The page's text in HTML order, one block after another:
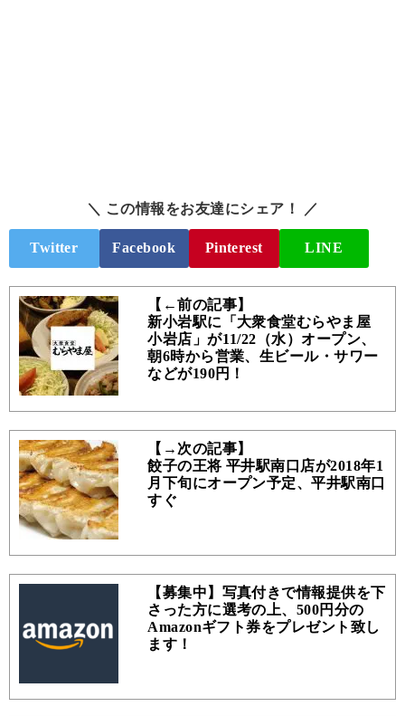
＼ この情報をお友達にシェア！ ／
Twitter Facebook Pinterest LINE
【←前の記事】
新小岩駅に「大衆食堂むらやま屋
小岩店」が11/22（水）オープン、
朝6時から営業、生ビール・サワー
などが190円！
【→次の記事】
餃子の王将 平井駅南口店が2018年1
月下旬にオープン予定、平井駅南口
すぐ
【募集中】写真付きで情報提供を下
さった方に選考の上、500円分の
Amazonギフト券をプレゼント致し
ます！